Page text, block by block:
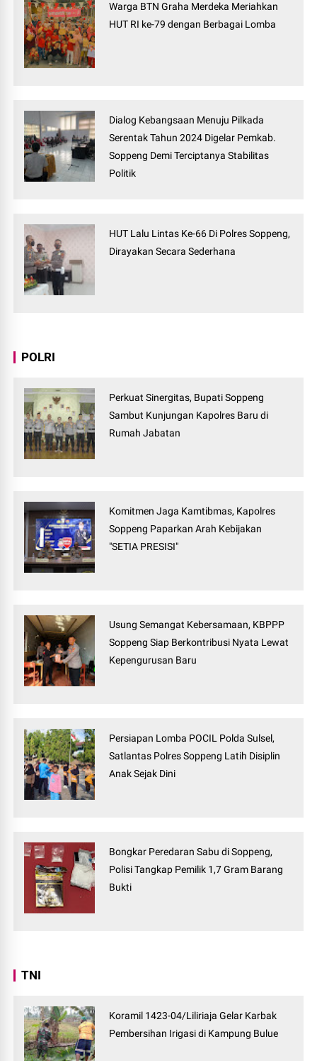
Warga BTN Graha Merdeka Meriahkan
HUT RI ke-79 dengan Berbagai Lomba
Dialog Kebangsaan Menuju Pilkada
Serentak Tahun 2024 Digelar Pemkab.
Soppeng Demi Terciptanya Stabilitas
Politik
HUT Lalu Lintas Ke-66 Di Polres Soppeng,
Dirayakan Secara Sederhana
POLRI
Perkuat Sinergitas, Bupati Soppeng
Sambut Kunjungan Kapolres Baru di
Rumah Jabatan
Komitmen Jaga Kamtibmas, Kapolres
Soppeng Paparkan Arah Kebijakan
"SETIA PRESISI"
Usung Semangat Kebersamaan, KBPPP
Soppeng Siap Berkontribusi Nyata Lewat
Kepengurusan Baru
Persiapan Lomba POCIL Polda Sulsel,
Satlantas Polres Soppeng Latih Disiplin
Anak Sejak Dini
Bongkar Peredaran Sabu di Soppeng,
Polisi Tangkap Pemilik 1,7 Gram Barang
Bukti
TNI
Koramil 1423-04/Liliriaja Gelar Karbak
Pembersihan Irigasi di Kampung Bulue